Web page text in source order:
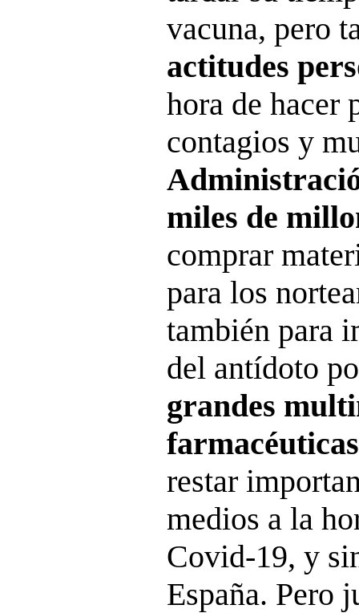
vacuna, pero
actitudes
hora de hacer
contagios y
miles de
comprar
para los
también para
del antídoto
grandes
farmacéuticas
restar
medios a la
Covid-19, y
España. Pero